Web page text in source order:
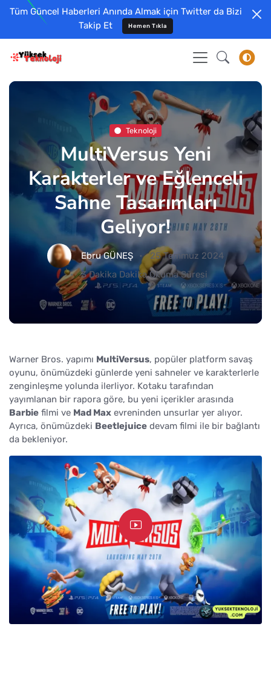
Tüm Güncel Haberleri Anında Almak için Twitter da Bizi
Takip Et
Hemen Tıkla
Teknoloji
MultiVersus Yeni
Karakterler ve Eğlenceli
Sahne Tasarımları
Geliyor!
Ebru GÜNEŞ
25 Temmuz 2024
3 Dakika Dakika Okuma Süresi
Warner Bros. yapımı MultiVersus, popüler platform savaş
oyunu, önümüzdeki günlerde yeni sahneler ve karakterlerle
zenginleşme yolunda ilerliyor. Kotaku tarafından
yayımlanan bir rapora göre, bu yeni içerikler arasında
Barbie filmi ve Mad Max evreninden unsurlar yer alıyor.
Ayrıca, önümüzdeki Beetlejuice devam filmi ile bir bağlantı
da bekleniyor.